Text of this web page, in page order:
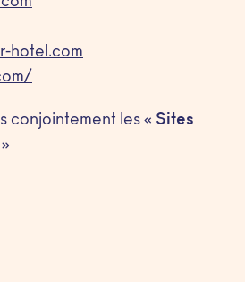
hotel.com
conjointement les « Sites
»